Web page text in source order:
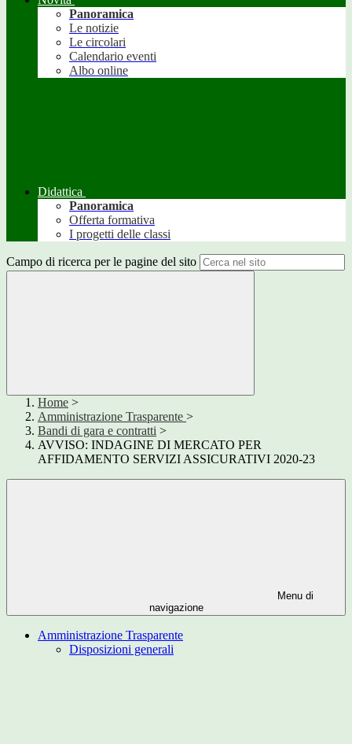
Panoramica
Le notizie
Le circolari
Calendario eventi
Albo online
Didattica
Panoramica
Offerta formativa
I progetti delle classi
Campo di ricerca per le pagine del sito
Home >
Amministrazione Trasparente >
Bandi di gara e contratti >
AVVISO: INDAGINE DI MERCATO PER
AFFIDAMENTO SERVIZI ASSICURATIVI 2020-23
Menu di
navigazione
Amministrazione Trasparente
Disposizioni generali